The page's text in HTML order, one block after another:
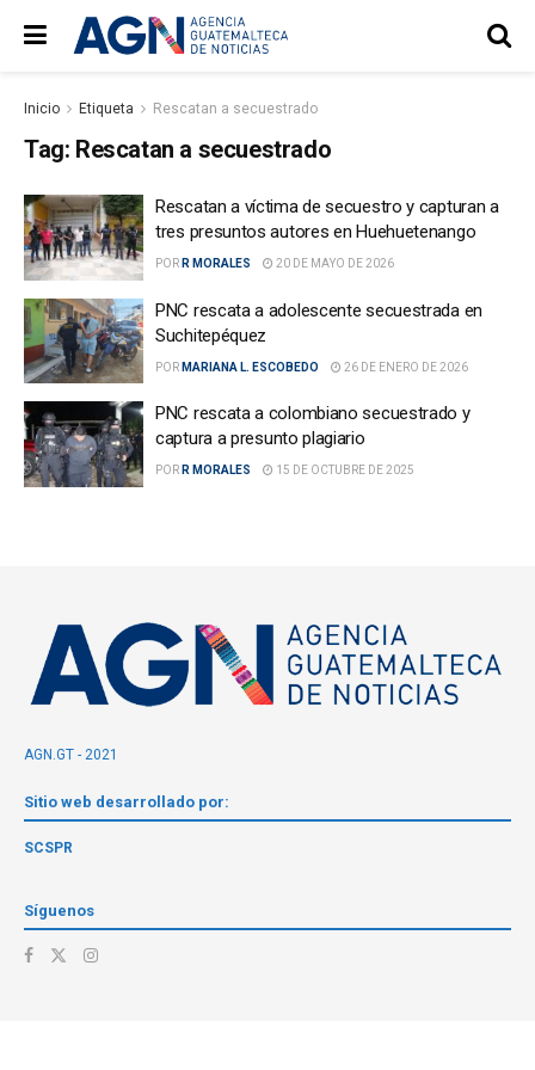
Inicio Etiqueta Rescatan a secuestrado
Tag: Rescatan a secuestrado
Rescatan a víctima de secuestro y capturan a
tres presuntos autores en Huehuetenango
POR R MORALES 20 DE MAYO DE 2026
PNC rescata a adolescente secuestrada en
Suchitepéquez
POR MARIANA L. ESCOBEDO 26 DE ENERO DE 2026
PNC rescata a colombiano secuestrado y
captura a presunto plagiario
POR R MORALES 15 DE OCTUBRE DE 2025
AGN.GT - 2021
Sitio web desarrollado por:
SCSPR
Síguenos